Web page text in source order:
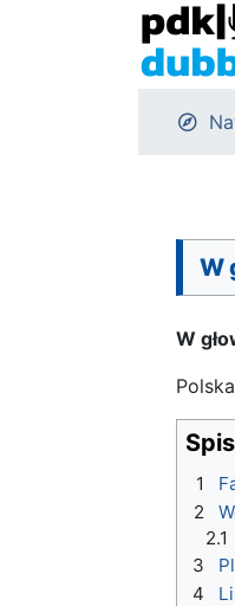
W
W
1
2
2.1
3
4